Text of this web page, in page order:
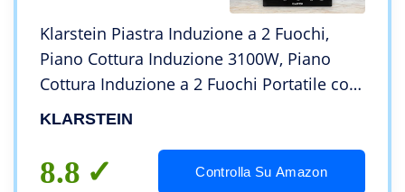
Klarstein Piastra Induzione a 2 Fuochi,
Piano Cottura Induzione 3100W, Piano
Cottura Induzione a 2 Fuochi Portatile con
Controllo Touch, Fornello a Induzione,
KLARSTEIN
8.8 Controlla Su Amazon